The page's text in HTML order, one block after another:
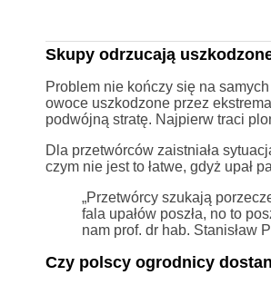
Skupy odrzucają
Problem nie kończy się na
owoce uszkodzone przez
podwójną stratę. Najpierw traci
Dla przetwórców zaistniała
czym nie jest to łatwe, gdyż upał
„Przetwórcy szukają
fala upałów poszła, no to
nam prof. dr hab. Stanisław
Czy polscy ogrodnicy